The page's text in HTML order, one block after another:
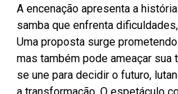
A encenação apresenta a
samba que enfrenta
Uma proposta surge
mas também pode ameaçar sua
se une para decidir o futuro,